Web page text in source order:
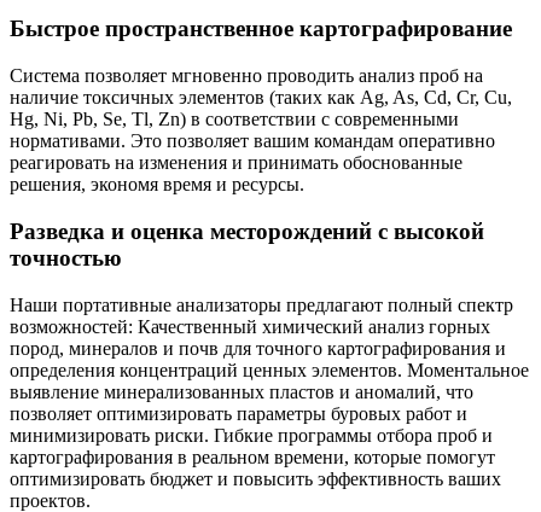
Быстрое пространственное картографирование
Система позволяет мгновенно проводить анализ проб на
наличие токсичных элементов (таких как Ag, As, Cd, Cr, Cu,
Hg, Ni, Pb, Se, Tl, Zn) в соответствии с современными
нормативами. Это позволяет вашим командам оперативно
реагировать на изменения и принимать обоснованные
решения, экономя время и ресурсы.
Разведка и оценка месторождений с высокой
точностью
Наши портативные анализаторы предлагают полный спектр
возможностей: Качественный химический анализ горных
пород, минералов и почв для точного картографирования и
определения концентраций ценных элементов. Моментальное
выявление минерализованных пластов и аномалий, что
позволяет оптимизировать параметры буровых работ и
минимизировать риски. Гибкие программы отбора проб и
картографирования в реальном времени, которые помогут
оптимизировать бюджет и повысить эффективность ваших
проектов.